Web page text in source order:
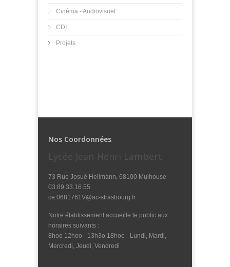
Cinéma - Audiovisuel
CDI
Projets
Nos Coordonnées
Lycée Jean-Henri Lambert
73 Rue Josué Heilmann, 68100 Mulhouse
03.89.33.16.55
ce.0681761V@ac-strasbourg.fr
Notre établissement accueille le public aux
horaires suivants :
8hoo 12hoo - 13h3o 18hoo - Lundi, Mardi,
Mercredi, Jeudi, Vendredi